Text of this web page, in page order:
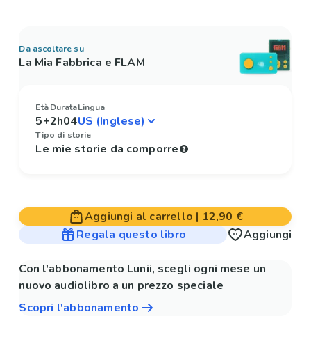
Da ascoltare su
La Mia Fabbrica e FLAM
Età
5+
Durata
2h04
Lingua
Tipo di storie
Le mie storie da comporre
Aggiungi al carrello | 12,90 €
Regala questo libro
Aggiungi
Con l'abbonamento Lunii, scegli ogni mese un
nuovo audiolibro a un prezzo speciale
Scopri l'abbonamento